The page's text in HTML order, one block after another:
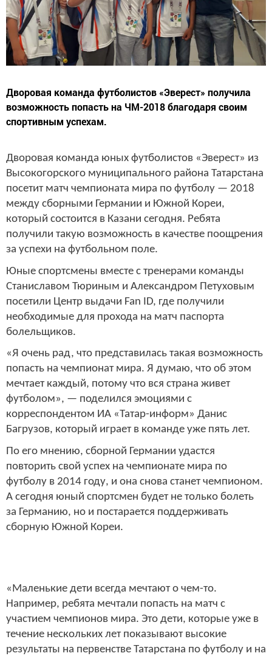
Дворовая команда футболистов «Эверест» получила
возможность попасть на ЧМ-2018 благодаря своим
спортивным успехам.
Дворовая команда юных футболистов «Эверест» из
Высокогорского муниципального района Татарстана
посетит матч чемпионата мира по футболу — 2018
между сборными Германии и Южной Кореи,
который состоится в Казани сегодня. Ребята
получили такую возможность в качестве поощрения
за успехи на футбольном поле.
Юные спортсмены вместе с тренерами команды
Станиславом Тюриным и Александром Петуховым
посетили Центр выдачи Fan ID, где получили
необходимые для прохода на матч паспорта
болельщиков.
«Я очень рад, что представилась такая возможность
попасть на чемпионат мира. Я думаю, что об этом
мечтает каждый, потому что вся страна живет
футболом», — поделился эмоциями с
корреспондентом ИА «Татар-информ» Данис
Багрузов, который играет в команде уже пять лет.
По его мнению, сборной Германии удастся
повторить свой успех на чемпионате мира по
футболу в 2014 году, и она снова станет чемпионом.
А сегодня юный спортсмен будет не только болеть
за Германию, но и постарается поддерживать
сборную Южной Кореи.
«Маленькие дети всегда мечтают о чем-то.
Например, ребята мечтали попасть на матч с
участием чемпионов мира. Это дети, которые уже в
течение нескольких лет показывают высокие
результаты на первенстве Татарстана по футболу и на